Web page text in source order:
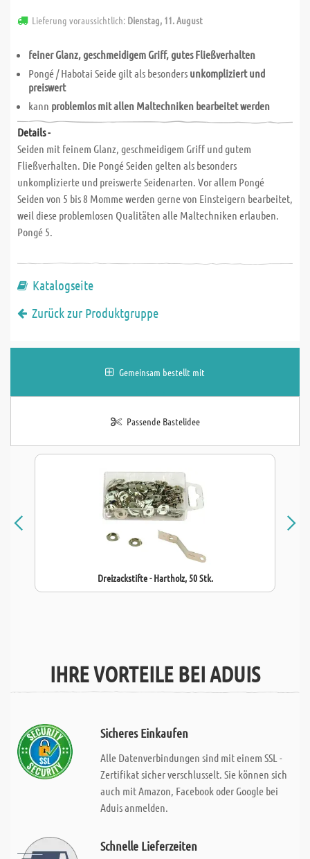
Lieferung voraussichtlich: Dienstag, 11. August
feiner Glanz, geschmeidigem Griff, gutes Fließverhalten
Pongé / Habotai Seide gilt als besonders unkompliziert und
preiswert
kann problemlos mit allen Maltechniken bearbeitet werden
Details -
Seiden mit feinem Glanz, geschmeidigem Griff und gutem
Fließverhalten. Die Pongé Seiden gelten als besonders
unkomplizierte und preiswerte Seidenarten. Vor allem Pongé
Seiden von 5 bis 8 Momme werden gerne von Einsteigern bearbeitet,
weil diese problemlosen Qualitäten alle Maltechniken erlauben.
Pongé 5.
Katalogseite
Zurück zur Produktgruppe
Gemeinsam bestellt mit
Passende Bastelidee
Dreizackstifte - Hartholz, 50 Stk.
IHRE VORTEILE BEI ADUIS
Sicheres Einkaufen
Alle Datenverbindungen sind mit einem SSL -
Zertifikat sicher verschlusselt. Sie können sich
auch mit Amazon, Facebook oder Google bei
Aduis anmelden.
Schnelle Lieferzeiten